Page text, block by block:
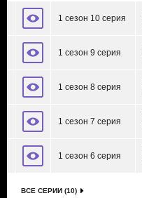
1 сезон 10 серия
1 сезон 9 серия
1 сезон 8 серия
1 сезон 7 серия
1 сезон 6 серия
ВСЕ СЕРИИ (10)